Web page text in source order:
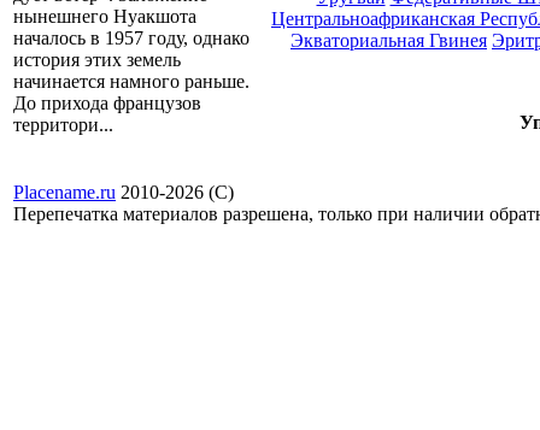
нынешнего Нуакшота
началось в 1957 году, однако
история этих земель
начинается намного раньше.
До прихода французов
территори...
Центральноафриканская
Экваториальная Гвинея
Placename.ru 2010-2026 (С)
Перепечатка материалов разрешена, только при наличии